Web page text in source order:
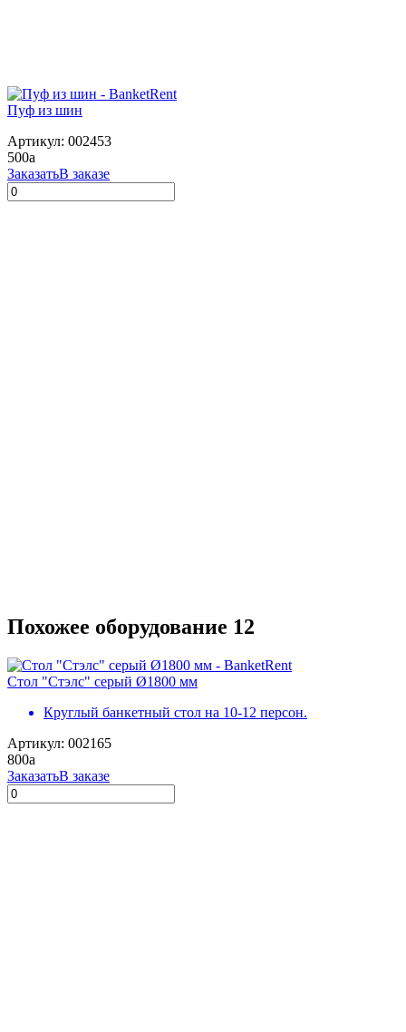
Пуф из шин
Артикул: 002453
500a
ЗаказатьВ заказе
Похожее оборудование 12
Стол "Стэлс" серый Ø1800 мм
Круглый банкетный стол на 10-12 персон.
Артикул: 002165
800a
ЗаказатьВ заказе